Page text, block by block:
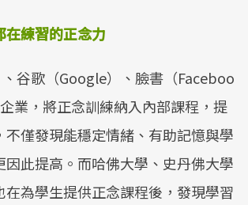
在練習的正念力
谷歌（Google）、臉書（Faceboo
業，將正念訓練納入內部課程，提
不僅發現能穩定情緒、有助記憶與學
因此提高。而哈佛大學、史丹佛大學
在為學生提供正念課程後，發現學習